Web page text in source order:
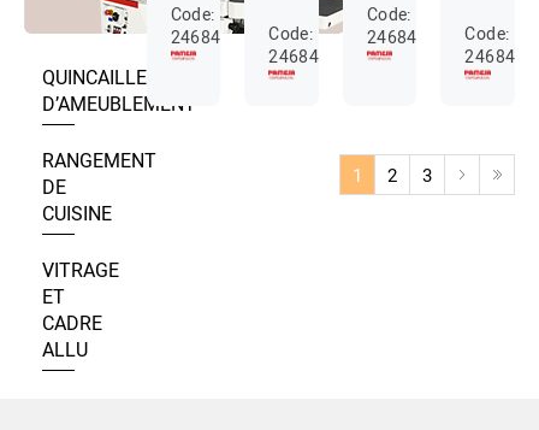
QUINCAILLERIE
D’AMEUBLEMENT
RANGEMENT
DE
CUISINE
VITRAGE
ET
CADRE
ALLU
Code:
24684191
Code:
24684198
Code:
24684199
Code:
1 2 3